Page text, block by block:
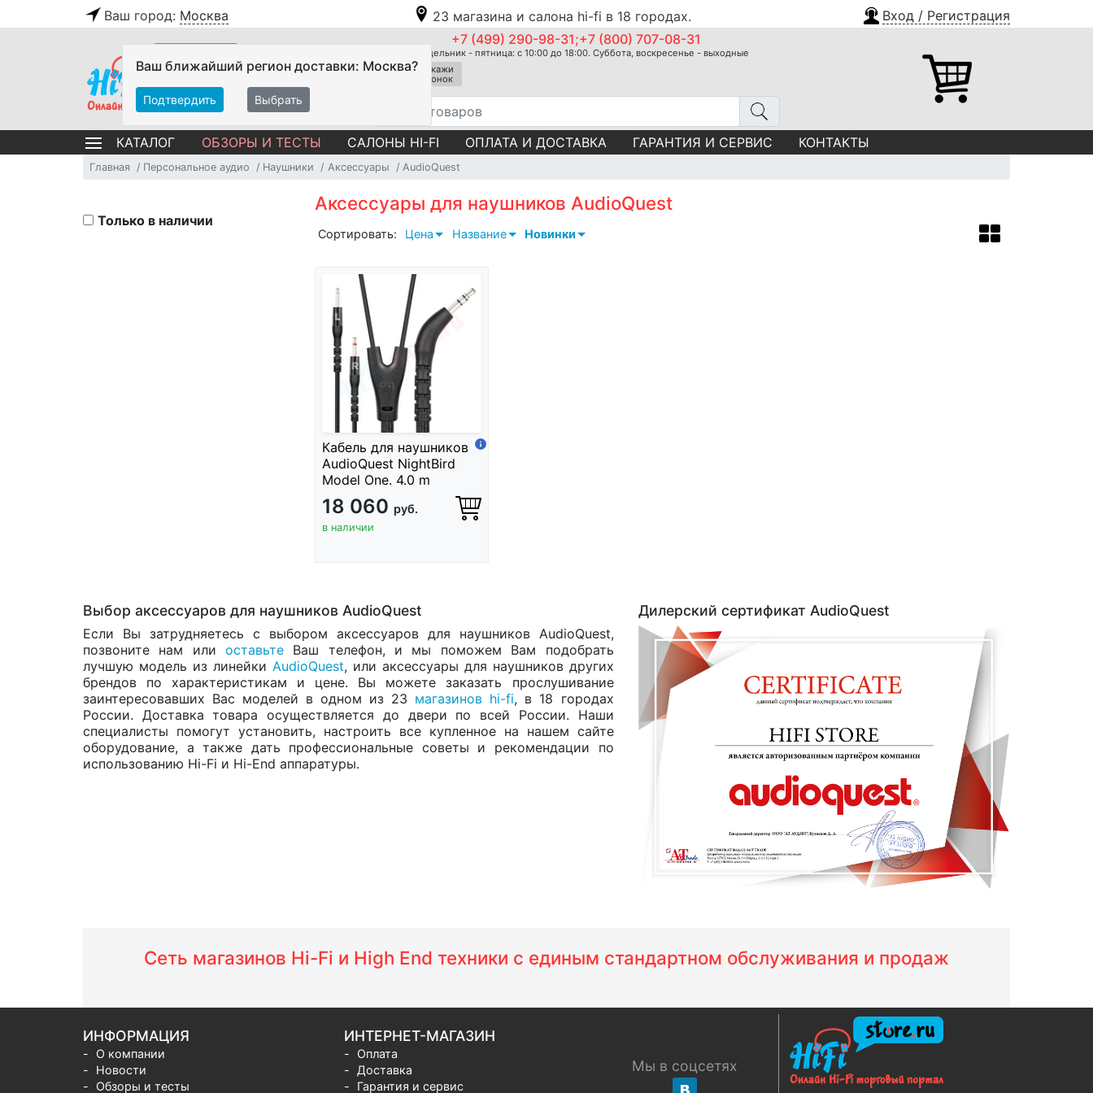
Ваш город: Москва 23 магазина и салона hi-fi в 18 городах. Вход / Регистрация
Ваш ближайший регион доставки: Москва?
Подтвердить Выбрать
+7 (499) 290-98-31;+7 (800) 707-08-31
Понедельник - пятница: с 10:00 до 18:00. Суббота, воскресенье - выходные
Закажи
звонок
КАТАЛОГ ОБЗОРЫ И ТЕСТЫ САЛОНЫ HI-FI ОПЛАТА И ДОСТАВКА ГАРАНТИЯ И СЕРВИС КОНТАКТЫ
Главная Персональное аудио Наушники Аксессуары AudioQuest
Аксессуары для наушников AudioQuest
Сортировать: Цена Название Новинки
Кабель для наушников
AudioQuest NightBird
Model One. 4.0 m
18 060 руб.
в наличии
Только в наличии
Выбор аксессуаров для наушников AudioQuest
Если Вы затрудняетесь с выбором аксессуаров для наушников AudioQuest,
позвоните нам илиоставьте Ваш телефон, и мы поможем Вам подобрать
лучшую модель из линейки AudioQuest, или аксессуары для наушников других
брендов по характеристикам и цене. Вы можете заказать прослушивание
заинтересовавших Вас моделей в одном из 23 магазинов hi-fi, в 18 городах
России. Доставка товара осуществляется до двери по всей России. Наши
специалисты помогут установить, настроить все купленное на нашем сайте
оборудование, а также дать профессиональные советы и рекомендации по
использованию Hi-Fi и Hi-End аппаратуры.
Дилерский сертификат AudioQuest
Сеть магазинов Hi-Fi и High End техники с единым стандартном обслуживания и продаж
ИНФОРМАЦИЯ
О компании
Новости
Обзоры и тесты
ИНТЕРНЕТ-МАГАЗИН
Оплата
Доставка
Гарантия и сервис
Мы в соцсетях